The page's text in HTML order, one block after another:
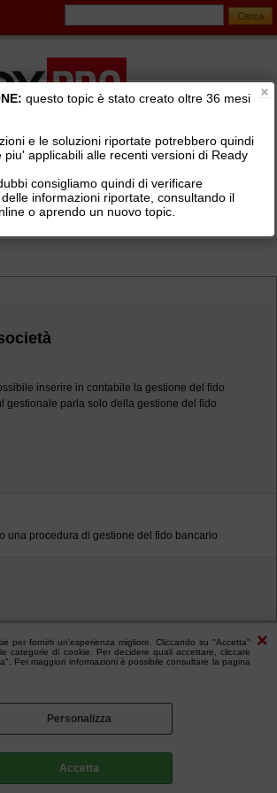
per fornirti un'esperienza migliore. Cliccando su "Accetta"
categorie di cookie. Per decidere quali accettare, cliccare
Per maggiori informazioni è possibile consultare la pagina
Personalizza
Accetta
SUPPORTO TECNICO GRATUITO>
>Contabilità, scadenzario, fatturazione
e procedura registrazione incassi e
inserire in contabile la gestione del fido
gestionale parla solo della gestione del fido
una procedura di gestione del fido bancario
questo topic è stato creato oltre 36 mesi
e le soluzioni riportate potrebbero quindi
piu' applicabili alle recenti versioni di Ready
consigliamo quindi di verificare
informazioni riportate, consultando il
o aprendo un nuovo topic.